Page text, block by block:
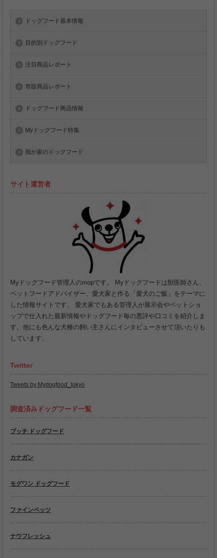
ドッグフード基本情報
目的別ドッグフード
注目商品レポート
市販商品レポート
ドッグフード商品情報
Myドッグフード特集
我が家のドッグフード
サイト運営者
Myドッグフード管理人のmopです。 Myドッグフードは獣医師さん、
ペットフードアドバイザー、愛犬家と作る「愛犬のご飯」をテーマに
した情報サイトです。 愛犬家でもある管理人が展示会やペットショ
ップで仕入れた最新情報やドッグフード毎の悪評や口コミを紹介しま
す。他にも色んな犬種の飼い主さんにインタビューさせて頂いたりも
しています。
Twitter
Tweets by Mydogfood_tokyo
調査済みドッグフード一覧
ブッチ ドッグフード
カナガン
モグワン ドッグフード
ファインペッツ
ナウフレッシュ